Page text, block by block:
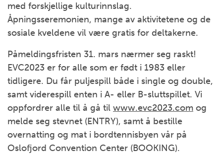
med forskjellige kulturinnslag.
Åpningsseremonien, mange av aktivitetene og de
sosiale kveldene vil være gratis for deltakerne.
Påmeldingsfristen 31. mars nærmer seg raskt!
EVC2023 er for alle som er født i 1983 eller
tidligere. Du får puljespill både i single og double,
samt viderespill enten i A- eller B-sluttspillet. Vi
oppfordrer alle til å gå til www.evc2023.com og
melde seg stevnet (ENTRY), samt å bestille
overnatting og mat i bordtennisbyen vår på
Oslofjord Convention Center (BOOKING).